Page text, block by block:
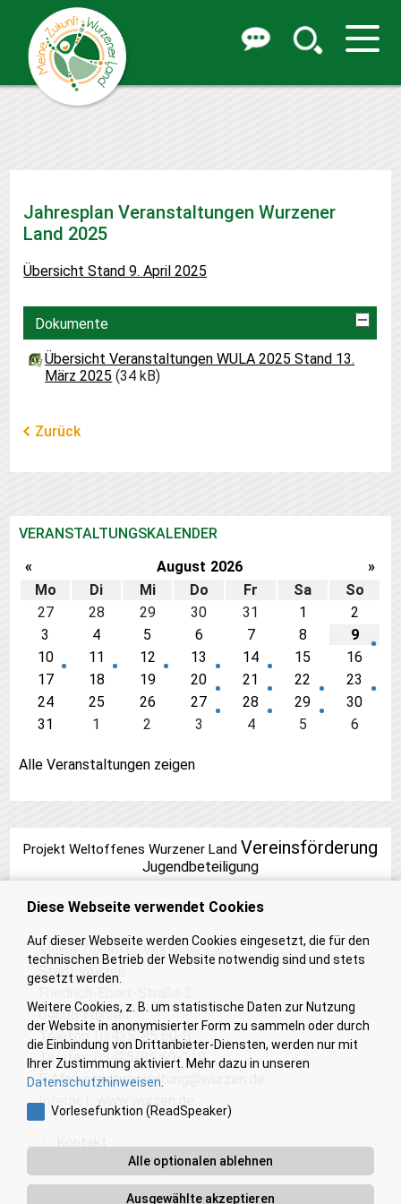
Jahresplan Veranstaltungen Wurzener
Land 2025
Übersicht Stand 9. April 2025
Dokumente
Übersicht Veranstaltungen WULA 2025 Stand 13.
März 2025 (34 kB)
Zurück
VERANSTALTUNGSKALENDER
«
August 2026
»
Mo
Di Mi Do Fr Sa
So
27
28 29 30 31 1
2
3
4 5 6 7 8
9
10
11 12 13 14 15
16
17
18 19 20 21 22
23
24
25 26 27 28 29
30
31
1 2 3 4 5 6
Alle Veranstaltungen zeigen
Projekt Weltoffenes Wurzener Land Vereinsförderung
Jugendbeteiligung
Meine Zukunft - Wurzener Land
Stadt Wurzen
04808 Wurzen
Telefon: 03425/85 60-0
Telefax: 03425/85 60-119
E-Mail:stadtverwaltung@wurzen.de
Internet:
Barrierefreiheit
Diese Webseite verwendet Cookies
Auf dieser Webseite werden Cookies eingesetzt, die für den
technischen Betrieb der Website notwendig sind und stets
gesetzt werden.
Weitere Cookies, z. B. um statistische Daten zur Nutzung
der Website in anonymisierter Form zu sammeln oder durch
die Einbindung von Drittanbieter-Diensten, werden nur mit
Ihrer Zustimmung aktiviert. Mehr dazu in unseren
Datenschutzhinweisen.
Vorlesefunktion (ReadSpeaker)
Alle optionalen ablehnen
Ausgewählte akzeptieren